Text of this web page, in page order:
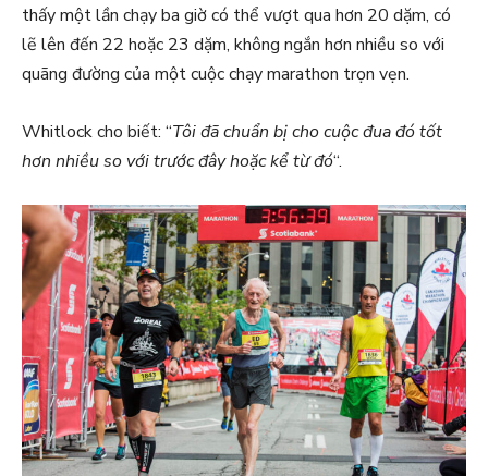
thấy một lần chạy ba giờ có thể vượt qua hơn 20 dặm, có
lẽ lên đến 22 hoặc 23 dặm, không ngắn hơn nhiều so với
quãng đường của một cuộc chạy marathon trọn vẹn.
Whitlock cho biết: “Tôi đã chuẩn bị cho cuộc đua đó tốt
hơn nhiều so với trước đây hoặc kể từ đó“.